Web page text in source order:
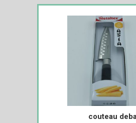
couteau